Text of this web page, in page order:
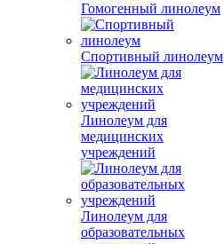
Гомогенный линолеум
Спортивный линолеум
Линолеум для
медицинских
учреждений
Линолеум для
образовательных